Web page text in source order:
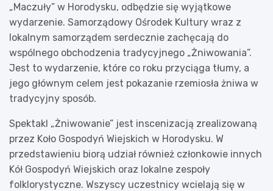
„Maczuły” w Horodysku, odbędzie się wyjątkowe
wydarzenie. Samorządowy Ośrodek Kultury wraz z
lokalnym samorządem serdecznie zachęcają do
wspólnego obchodzenia tradycyjnego „Żniwowania”.
Jest to wydarzenie, które co roku przyciąga tłumy, a
jego głównym celem jest pokazanie rzemiosła żniwa w
tradycyjny sposób.
Spektakl „Żniwowanie” jest inscenizacją zrealizowaną
przez Koło Gospodyń Wiejskich w Horodysku. W
przedstawieniu biorą udział również członkowie innych
Kół Gospodyń Wiejskich oraz lokalne zespoły
folklorystyczne. Wszyscy uczestnicy wcielają się w